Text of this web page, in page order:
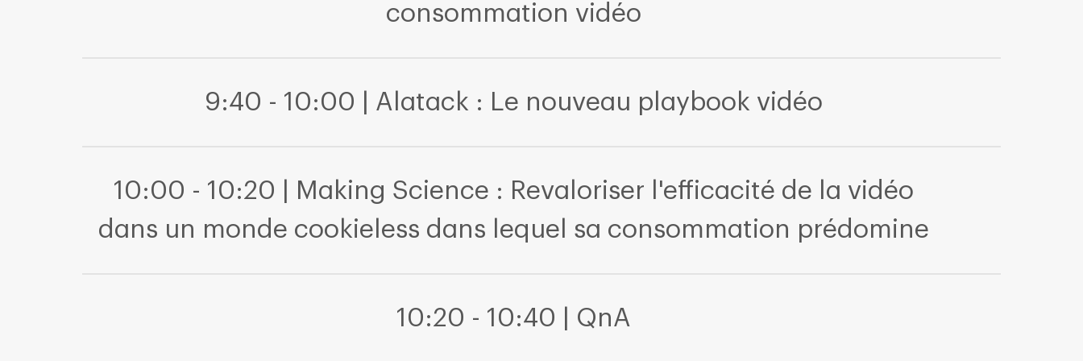
consommation vidéo
9:40 - 10:00 | Alatack : Le nouveau playbook vidéo
10:00 - 10:20 | Making Science : Revaloriser l'efficacité de la vidéo
dans un monde cookieless dans lequel sa consommation prédomine
10:20 - 10:40 | QnA